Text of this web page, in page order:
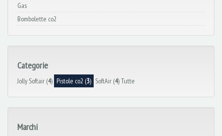
Gas
Bombolette co2
Categorie
Jolly Softair (4) Pistole co2 (3) SoftAir (4)Tutte
Marchi